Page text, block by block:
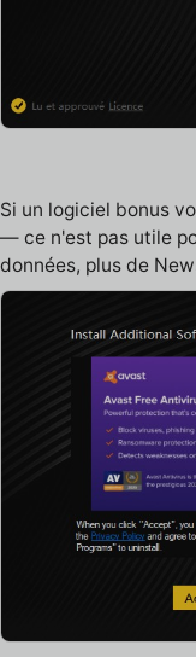
Si un logiciel bonus
— ce n'est pas utile
données, plus de